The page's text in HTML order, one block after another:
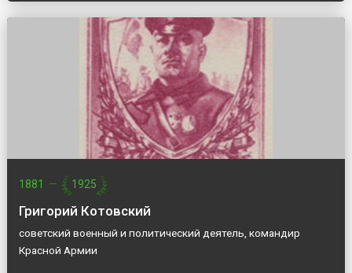
1881 — 1925
Григорий Котовский
советский военный и политический деятель, командир
Красной Армии